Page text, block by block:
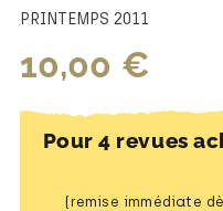
PRINTEMPS 2011
10,00 €
Pour 4 revues
(remise immédiate